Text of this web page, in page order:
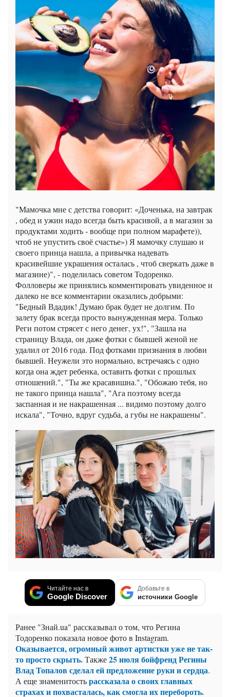
"Мамочка мне с детства говорит: «Доченька, на завтрак
, обед и ужин надо всегда быть красивой, а в магазин за
продуктами ходить - вообще при полном марафете)),
чтоб не упустить своё счастье») Я мамочку слушаю и
своего принца нашла, а привычка надевать
красивейшие украшения осталась , чтоб сверкать даже в
магазине)", - поделилась советом Тодоренко.
Фолловеры же принялись комментировать увиденное и
далеко не все комментарии оказались добрыми:
"Бедный Вдадик! Думаю брак будет не долгим. По
залету брак всегда просто вынужденная мера. Только
Реги потом стрясет с него денег, ух!", "Зашла на
страницу Влада, он даже фотки с бывшей женой не
удалил от 2016 года. Под фотками признания в любви
бывшей. Неужели это нормально, встречаясь с одно
когда она ждет ребенка, оставить фотки с прошлых
отношений.", "Ты же красавишна.", "Обожаю тебя, но
не такого принца нашла", "Ага поэтому всегда
заспанная и не накрашенная ... видимо поэтому долго
искала", "Точно, вдруг судьба, а губы не накрашены".
Читайте нас в
Google Discover
Добавьте в
источники Google
Ранее "Знай.ua" рассказывал о том, что Регина
Тодоренко показала новое фото в Instagram.
Оказывается, огромный живот артистки уже не так-
то просто скрыть.Также25 июля бойфренд Регины
Влад Топалов сделал ей предложение руки и сердца.
А еще знаменитостьрассказала о своих главных
страхах и похвасталась, как смогла их перебороть.